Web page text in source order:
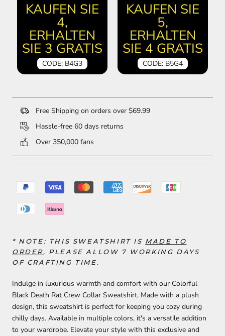
KAUFEN SIE
4,
ERHALTEN
SIE 3 GRATIS
CODE: B4G3
KAUFEN SIE
5,
ERHALTEN
SIE 4 GRATIS
CODE: B5G4
Free Shipping on orders over $69.99
Hassle-free 60 days returns
Over 350,000 fans
* NOTE: THIS SWEATSHIRT IS MADE TO
ORDER, PLEASE ALLOW 7 WORKING DAYS
OF CRAFTING TIME.
Indulge in luxurious warmth and comfort with our Colorful
Black Death Rat Crew Collar Sweatshirt. Made with a plush
design, this sweatshirt is perfect for keeping you cozy during
chilly days. Available in multiple colors, it's a versatile addition
to your wardrobe. Elevate your style with this exclusive and